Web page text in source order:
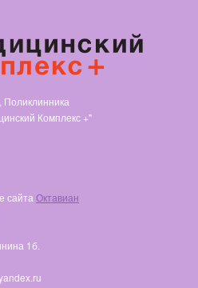
Комплекс +"
сайта Октавиан
1б.